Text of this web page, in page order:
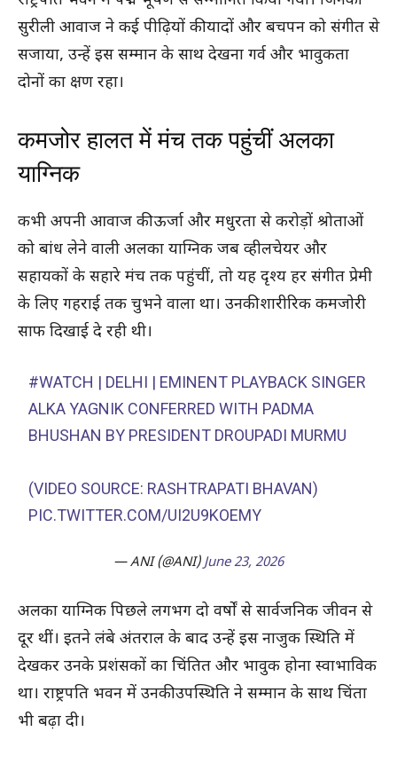
सुरीली आवाज ने कई पीढ़ियों की यादों और बचपन को संगीत से
सजाया, उन्हें इस सम्मान के साथ देखना गर्व और भावुकता
दोनों का क्षण रहा।
कमजोर हालत में मंच तक पहुंचीं अलका
याग्निक
कभी अपनी आवाज की ऊर्जा और मधुरता से करोड़ों श्रोताओं
को बांध लेने वाली अलका याग्निक जब व्हीलचेयर और
सहायकों के सहारे मंच तक पहुंचीं, तो यह दृश्य हर संगीत प्रेमी
के लिए गहराई तक चुभने वाला था। उनकी शारीरिक कमजोरी
साफ दिखाई दे रही थी।
#WATCH | DELHI | EMINENT PLAYBACK SINGER
ALKA YAGNIK CONFERRED WITH PADMA
BHUSHAN BY PRESIDENT DROUPADI MURMU
(VIDEO SOURCE: RASHTRAPATI BHAVAN)
PIC.TWITTER.COM/UI2U9KOEMY
— ANI (@ANI)June 23, 2026
अलका याग्निक पिछले लगभग दो वर्षों से सार्वजनिक जीवन से
दूर थीं। इतने लंबे अंतराल के बाद उन्हें इस नाजुक स्थिति में
देखकर उनके प्रशंसकों का चिंतित और भावुक होना स्वाभाविक
था। राष्ट्रपति भवन में उनकी उपस्थिति ने सम्मान के साथ चिंता
भी बढ़ा दी।